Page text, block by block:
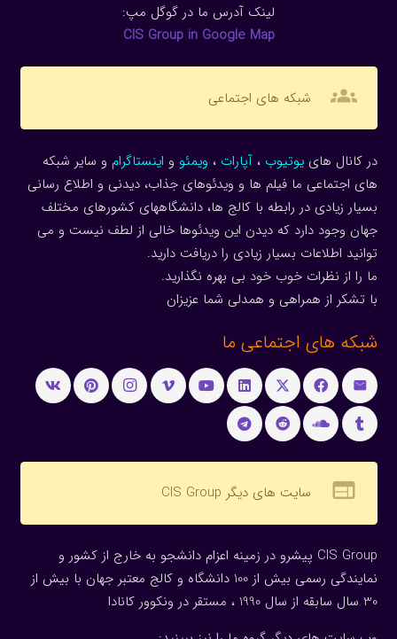
لینک آدرس ما در گوگل مپ:
CIS Group in Google Map
groups شبکه های اجتماعی
در کانال هاییوتیوب ، آپارات ، ویمئو و اینستاگرام و سایر شبکه
های اجتماعی ما فیلم ها و ویدئوهای جذاب، دیدنی و اطلاع رسانی
بسیار زیادی در رابطه با کالج ها، دانشگاههای کشورهای مختلف
جهان وجود دارد که دیدن این ویدئوها خالی از لطف نیست و می
توانید اطلاعات بسیار زیادی را دریافت دارید.
ما را از نظرات خوب خود بی بهره نگذارید.
با تشکر از همراهی و همدلی شما عزیزان
شبکه های اجتماعی ما
web سایت های دیگر CIS Group
CIS Group پیشرو در زمینه اعزام دانشجو به خارج از کشور و
نمایندگی رسمی بیش از 100 دانشگاه و کالج معتبر جهان با بیش از
30 سال سابقه از سال 1990 ، مستقر در ونکوور کانادا